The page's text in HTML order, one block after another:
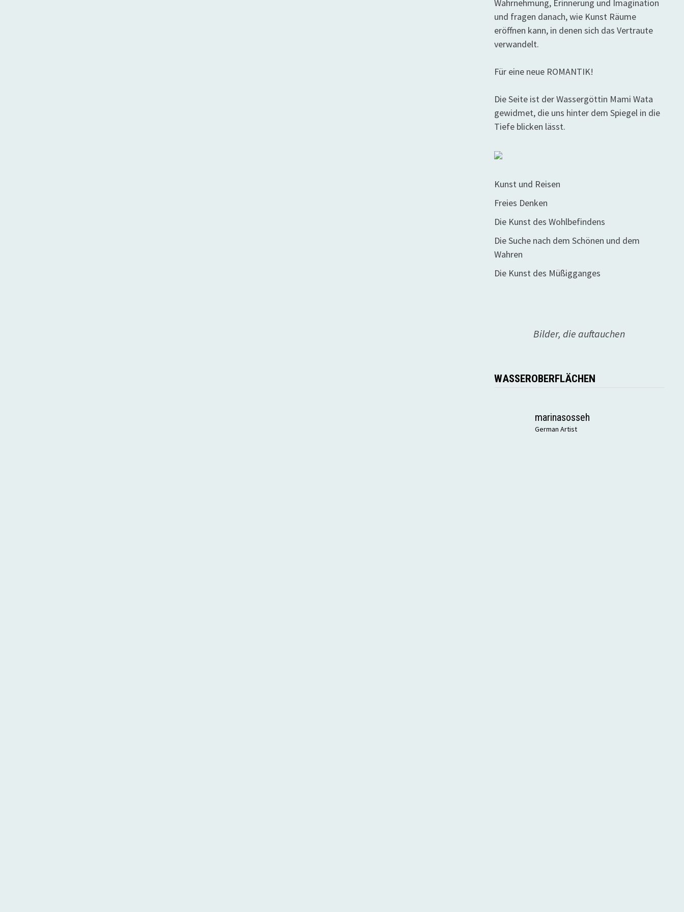
Wahrnehmung, Erinnerung und Imagination
und fragen danach, wie Kunst Räume
eröffnen kann, in denen sich das Vertraute
verwandelt.
Für eine neue ROMANTIK!
Die Seite ist der Wassergöttin Mami Wata
gewidmet, die uns hinter dem Spiegel in die
Tiefe blicken lässt.
Kunst und Reisen
Freies Denken
Die Kunst des Wohlbefindens
Die Suche nach dem Schönen und dem
Wahren
Die Kunst des Müßigganges
Bilder, die auftauchen
WASSEROBERFLÄCHEN
marinasosseh
German Artist